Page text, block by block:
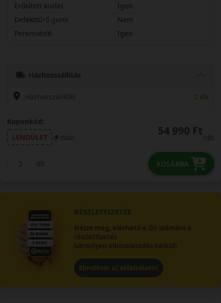
Erősített kivitel
Igen
Defekttűrő gumi
Nem
Peremvédő
Igen
Házhozszállítás
Házhozszállítás 2 db
Kuponkód:
LENDÜLET
másol 54 990 Ft
/db
db KOSÁRBA
RÉSZLETFIZETÉS
Nézze meg, elérhető-e Ön számára a
részletfizetés
bármilyen elköteleződés nélkül!
Elindítom az előbírálatot